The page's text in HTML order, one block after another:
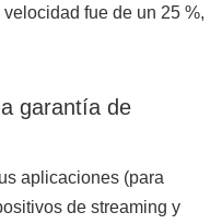
fue de un 25 %,
garantía de
aplicaciones (para
de streaming y